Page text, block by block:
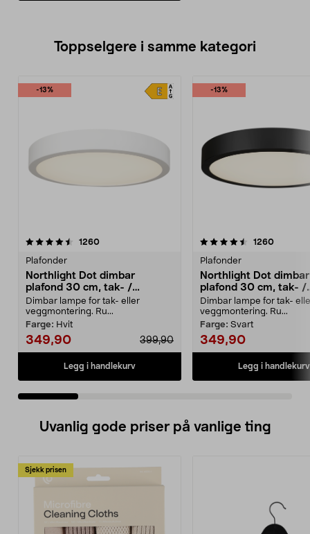
Toppselgere i samme kategori
-13%
1260anmeldelser
Plafonder
Northlight Dot dimbar
plafond 30 cm, tak- /
vegglampe
Dimbar lampe for tak- eller
veggmontering. Ru...
Farge: Hvit
349,90 399,90
Legg i handlekurv
-13%
4.5 av 5 stjerner 1260
Plafonder
Northlight Dot dimbar
plafond 30 cm, tak- /
vegglampe
Dimbar lampe for tak-
veggmontering. Ru...
Farge: Svart
349,90
Legg i handlekurv
4.5 av 5 stjerner
Uvanlig gode priser på vanlige ting
Sjekk prisen